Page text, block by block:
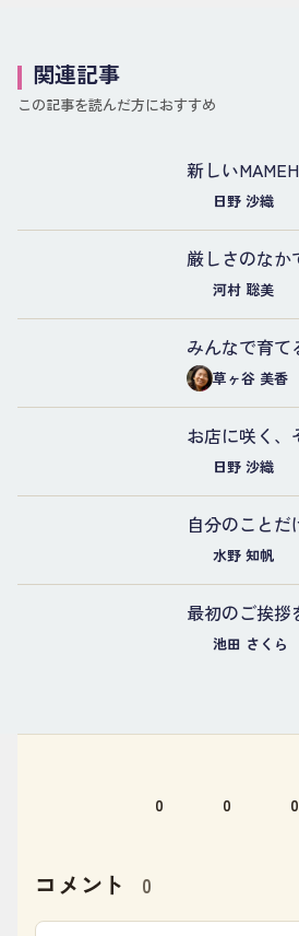
関連記事
この記事を読んだ方におすすめ
新しい
日野 沙織
厳しさのなか
河村 聡美
みんなで育て
草ヶ谷 美香
お店に咲く、
日野 沙織
自分のこと
水野 知帆
最初のご挨拶
池田 さくら
0 0 0
コメント 0